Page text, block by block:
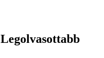
Legolvasottabb